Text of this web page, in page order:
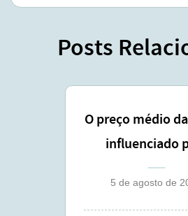
Posts
O preço médio
influenciado
lançamento
5 de agosto de